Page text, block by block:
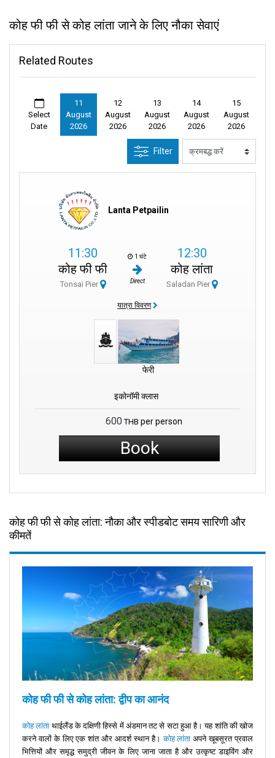
कोह फी फी से कोह लांता जाने के लिए नौका सेवाएं
Related Routes
Select
Date
11
August
2026
12
August
2026
13
August
2026
14
August
2026
15
August
2026
Filter
Lanta Petpailin
11:30
कोह फी फी
Tonsai Pier
1 घंटे
Direct
12:30
कोह लांता
Saladan Pier
यात्रा विवरण
फेरी
इकोनॉमी क्लास
600 THB per person
Book
कोह फी फी से कोह लांता: नौका और स्पीडबोट समय सारिणी और
कीमतें
कोह फी फी से कोह लांता: द्वीप का आनंद
कोह लांता थाईलैंड के दक्षिणी हिस्से में अंडमान तट से सटा हुआ है। यह शांति की खोज
करने वालों के लिए एक शांत और आदर्श स्थान है।कोह लांता अपने खूबसूरत प्रवाल
भित्तियों और समृद्ध समुद्री जीवन के लिए जाना जाता है और उत्कृष्ट डाइविंग और